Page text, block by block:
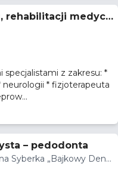
rehabilitacji medycz
z zakresu: *
– pedodonta
Syberka „Bajkowy Dent